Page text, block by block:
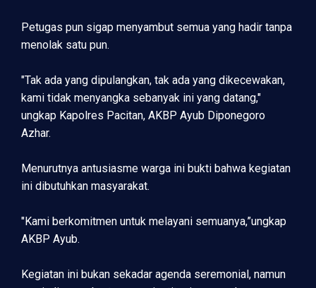
Petugas pun sigap menyambut semua yang hadir tanpa
menolak satu pun.
"Tak ada yang dipulangkan, tak ada yang dikecewakan,
kami tidak menyangka sebanyak ini yang datang,"
ungkap Kapolres Pacitan, AKBP Ayub Diponegoro
Azhar.
Menurutnya antusiasme warga ini bukti bahwa kegiatan
ini dibutuhkan masyarakat.
"Kami berkomitmen untuk melayani semuanya,”ungkap
AKBP Ayub.
Kegiatan ini bukan sekadar agenda seremonial, namun